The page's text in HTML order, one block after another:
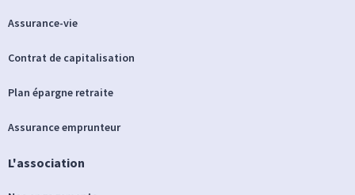
Assurance-vie
Contrat de capitalisation
Plan épargne retraite
Assurance emprunteur
L'association